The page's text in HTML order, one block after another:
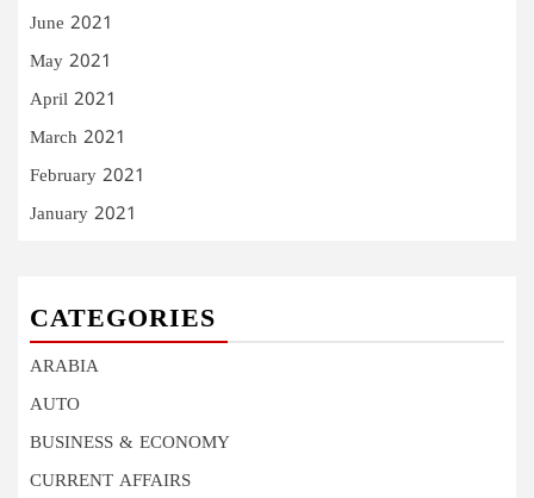
June 2021
May 2021
April 2021
March 2021
February 2021
January 2021
CATEGORIES
ARABIA
AUTO
BUSINESS & ECONOMY
CURRENT AFFAIRS